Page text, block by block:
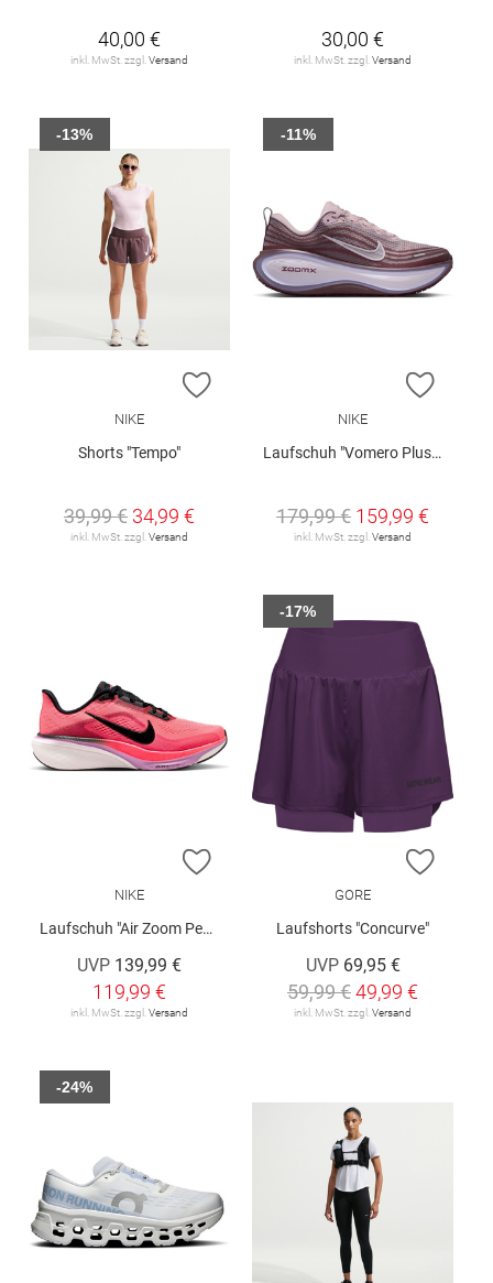
40,00 €
inkl. MwSt. zzgl. Versand
30,00 €
inkl. MwSt. zzgl. Versand
ZUR WUNSCHLISTE HINZUFÜGEN
NIKE
Shorts "Tempo"
39,99 € 34,99 €
inkl. MwSt. zzgl. Versand
-13%
ZUR
NIKE
Laufschuh "Vomero Plus W"
179,99 € 159,99 €
inkl. MwSt. zzgl. Versand
-11%
ZUR WUNSCHLISTE HINZUFÜGEN
NIKE
Laufschuh "Air Zoom Pegasus 42 W"
UVP 139,99 €
119,99 €
inkl. MwSt. zzgl.Versand
ZUR
GORE
Laufshorts "Concurve"
UVP 69,95 €
59,99 €49,99 €
inkl. MwSt. zzgl.Versand
-17%
-24%